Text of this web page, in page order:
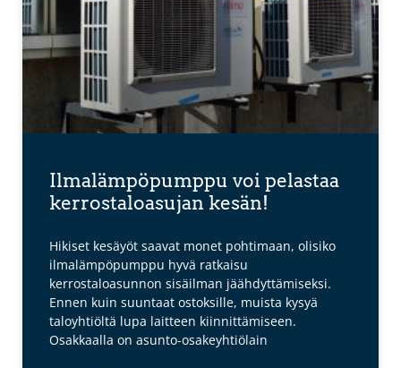
Ilmalämpöpumppu voi pelastaa
kerrostaloasujan kesän!
Hikiset kesäyöt saavat monet pohtimaan, olisiko
ilmalämpöpumppu hyvä ratkaisu
kerrostaloasunnon sisäilman jäähdyttämiseksi.
Ennen kuin suuntaat ostoksille, muista kysyä
taloyhtiöltä lupa laitteen kiinnittämiseen.
Osakkaalla on asunto-osakeyhtiölain